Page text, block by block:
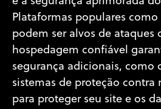
Plataformas populares como
podem ser alvos de ataques
hospedagem confiável
segurança adicionais, como
sistemas de proteção contra
para proteger seu site e os